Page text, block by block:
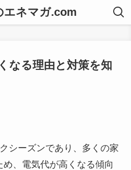
エネマガ.com
なる理由と対策を知
シーズンであり、多くの家
、電気代が高くなる傾向